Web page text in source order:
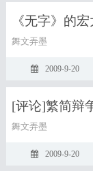
《无字》的
舞文弄墨
2009-9-20
[评论]繁简辩
舞文弄墨
2009-9-20